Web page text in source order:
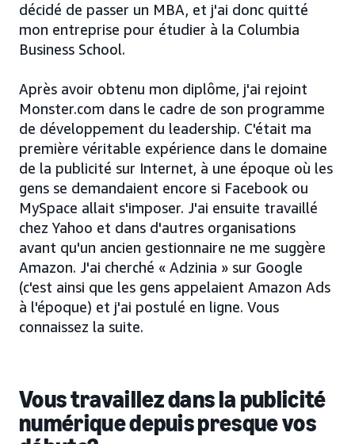
décidé de passer un MBA, et j'ai donc quitté
mon entreprise pour étudier à la Columbia
Business School.
Après avoir obtenu mon diplôme, j'ai rejoint
Monster.com dans le cadre de son programme
de développement du leadership. C'était ma
première véritable expérience dans le domaine
de la publicité sur Internet, à une époque où les
gens se demandaient encore si Facebook ou
MySpace allait s'imposer. J'ai ensuite travaillé
chez Yahoo et dans d'autres organisations
avant qu'un ancien gestionnaire ne me suggère
Amazon. J'ai cherché « Adzinia » sur Google
(c'est ainsi que les gens appelaient Amazon Ads
à l'époque) et j'ai postulé en ligne. Vous
connaissez la suite.
Vous travaillez dans la publicité
numérique depuis presque vos